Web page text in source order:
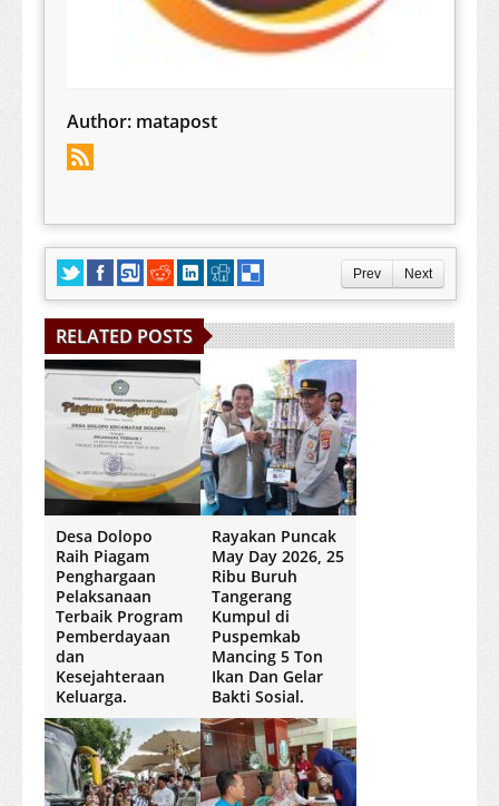
Author: matapost
Prev Next
RELATED POSTS
Desa Dolopo
Raih Piagam
Penghargaan
Pelaksanaan
Terbaik Program
Pemberdayaan
dan
Kesejahteraan
Keluarga.
Rayakan Puncak
May Day 2026, 25
Ribu Buruh
Tangerang
Kumpul di
Puspemkab
Mancing 5 Ton
Ikan Dan Gelar
Bakti Sosial.